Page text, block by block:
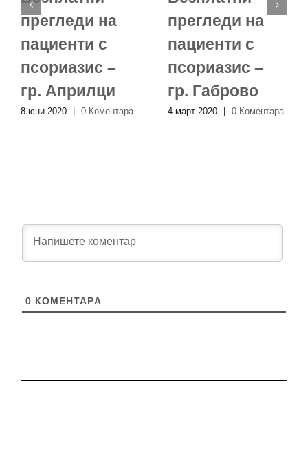
прегледи на
пациенти с
псориазис –
гр. Априлци
8 юни 2020 | 0 Коментара
прегледи на
пациенти с
псориазис –
гр. Габрово
4 март 2020 0 Коментара
0 КОМЕНТАРA